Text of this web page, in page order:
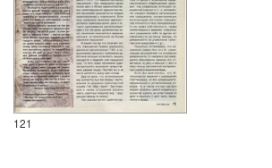
121